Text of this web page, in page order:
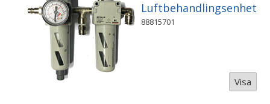
Luftbehandlingsenhet
88815701
Visa